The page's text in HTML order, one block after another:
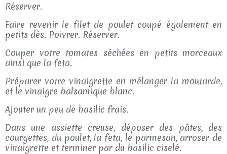
Réserver.
Faire revenir le filet de poulet coupé également en
petits dès. Poivrer. Réserver.
Couper votre tomates séchées en petits morceaux
ainsi que la feta.
Préparer votre vinaigrette en mélanger la moutarde,
et le vinaigre balsamique blanc.
Ajouter un peu de basilic frais.
Dans une assiette creuse, déposer des pâtes, des
courgettes, du poulet, la feta, le parmesan, arroser de
vinaigrette et terminer par du basilic ciselé.